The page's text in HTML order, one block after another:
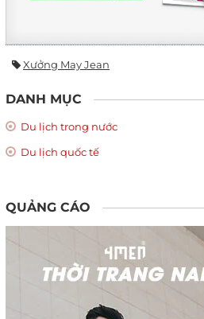
Xưởng May Jean
DANH MỤC
Du lịch trong nước
Du lịch quốc tế
QUẢNG CÁO